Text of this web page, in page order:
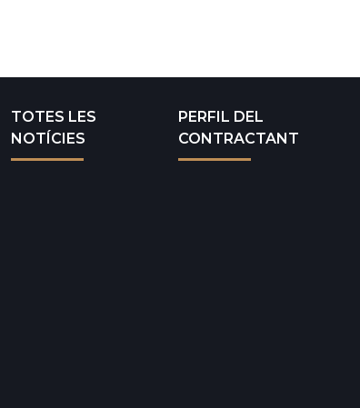
TOTES LES
NOTÍCIES
PERFIL DEL
CONTRACTANT